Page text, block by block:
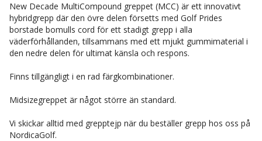
New Decade MultiCompound greppet (MCC) är ett innovativt
hybridgrepp där den övre delen försetts med Golf Prides
borstade bomulls cord för ett stadigt grepp i alla
väderförhållanden, tillsammans med ett mjukt gummimaterial i
den nedre delen för ultimat känsla och respons.
Finns tillgängligt i en rad färgkombinationer.
Midsizegreppet är något större än standard.
Vi skickar alltid med grepptejp när du beställer grepp hos oss på
NordicaGolf.